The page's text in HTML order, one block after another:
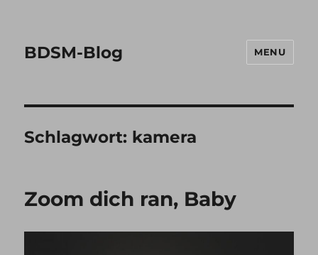
BDSM-Blog MENU
Schlagwort: kamera
Zoom dich ran, Baby